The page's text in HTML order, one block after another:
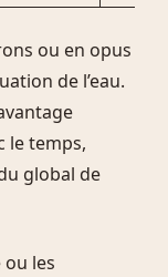
ou en opus
de l’eau.
le temps,
global de
les